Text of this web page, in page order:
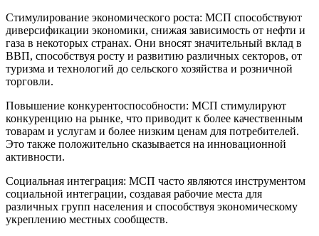
Стимулирование экономического роста: МСП способствуют
диверсификации экономики, снижая зависимость от нефти и
газа в некоторых странах. Они вносят значительный вклад в
ВВП, способствуя росту и развитию различных секторов, от
туризма и технологий до сельского хозяйства и розничной
торговли.
Повышение конкурентоспособности: МСП стимулируют
конкуренцию на рынке, что приводит к более качественным
товарам и услугам и более низким ценам для потребителей.
Это также положительно сказывается на инновационной
активности.
Социальная интеграция: МСП часто являются инструментом
социальной интеграции, создавая рабочие места для
различных групп населения и способствуя экономическому
укреплению местных сообществ.